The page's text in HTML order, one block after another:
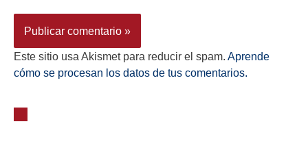
Este sitio usa Akismet para reducir el spam. Aprende
cómo se procesan los datos de tus comentarios.